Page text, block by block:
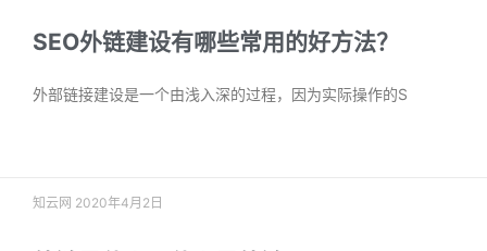
SEO外链建设有哪些常用的好方法？
外部链接建设是一个由浅入深的过程，因为实际操作的S
知云网 2020年4月2日